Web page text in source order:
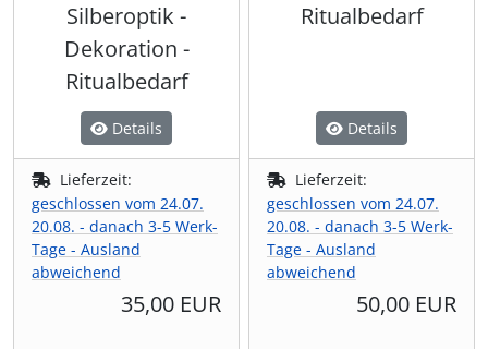
Silberoptik -
Dekoration -
Ritualbedarf
Details
Lieferzeit:
geschlossen vom 24.07.
20.08. - danach 3-5 Werk-
Tage - Ausland
abweichend
35,00 EUR
Ritualbedarf
Details
Lieferzeit:
geschlossen vom 24.07.
20.08. - danach 3-5 Werk-
Tage - Ausland
abweichend
50,00 EUR